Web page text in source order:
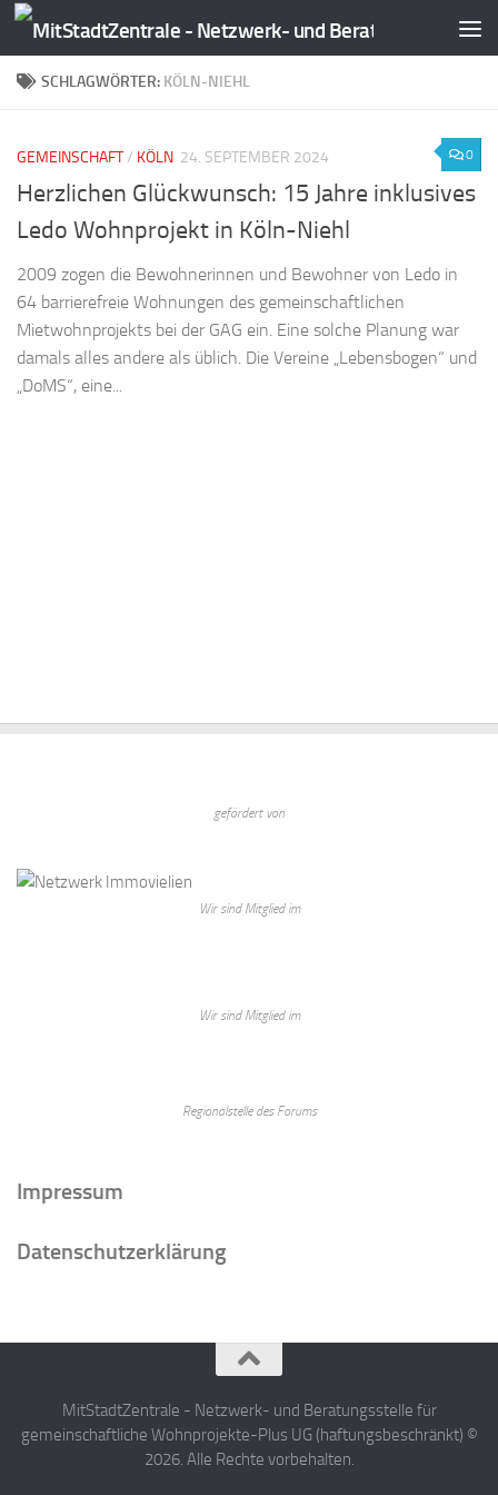
Zum Inhalt springen
SCHLAGWÖRTER: KÖLN-NIEHL
0
GEMEINSCHAFT/ KÖLN 24. SEPTEMBER 2024
Herzlichen Glückwunsch: 15 Jahre inklusives
Ledo Wohnprojekt in Köln-Niehl
2009 zogen die Bewohnerinnen und Bewohner von Ledo in
64 barrierefreie Wohnungen des gemeinschaftlichen
Mietwohnprojekts bei der GAG ein. Eine solche Planung war
damals alles andere als üblich. Die Vereine „Lebensbogen“ und
„DoMS“, eine...
gefördert von
Wir sind Mitglied im
Wir sind Mitglied im
Regionalstelle des Forums
Impressum
Datenschutzerklärung
MitStadtZentrale - Netzwerk- und Beratungsstelle für
gemeinschaftliche Wohnprojekte-Plus UG (haftungsbeschränkt) ©
2026. Alle Rechte vorbehalten.